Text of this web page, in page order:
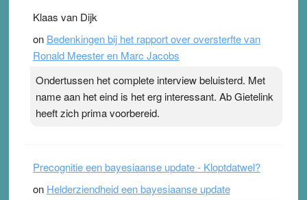
topsporters. Ze hopen ermee hun hartslag te verlagen
terwijl ze meer zuurstof opnemen. Daarop heeft zo’n
pleister geen effect. Maar het gevoel ‘makkelijker te
Pleisterplakkers in de topspsort ›[...]
Klaas van Dijk
on Bedenkingen bij het rapport over oversterfte van
Ronald Meester en Marc Jacobs
Ondertussen het complete interview beluisterd. Met
name aan het eind is het erg interessant. Ab Gietelink
heeft zich prima voorbereid.
Precognitie een bayesiaanse update - Kloptdatwel?
on Helderziendheid een bayesiaanse update